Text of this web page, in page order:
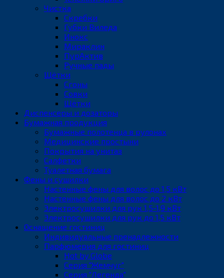
Чистка
Скребки
Губки Виледа
Инокс
Мираклин
ПурАктив
Ручные пады
Щётки
Сгоны
Совки
Щётки
Диспенсеры и дозаторы
Бумажная продукция
Бумажные полотенца в рулонах
Медицинские простыни
Покрытия на унитаз
Салфетки
Туалетная бумага
Фены и сушилки
Настенные фены для волос до 1,5 кВт
Настенные фены для волос до 2 кВт
Электросушилки для рук 1,5-1,9 кВт
Электросушилки для рук до 1,5 кВт
Оснащение гостиниц
Индивидуальные пренадлежности
Парфюмерия для гостиниц
Hot by Globe
Серия "Жемчуг"
Серия "Легенда"